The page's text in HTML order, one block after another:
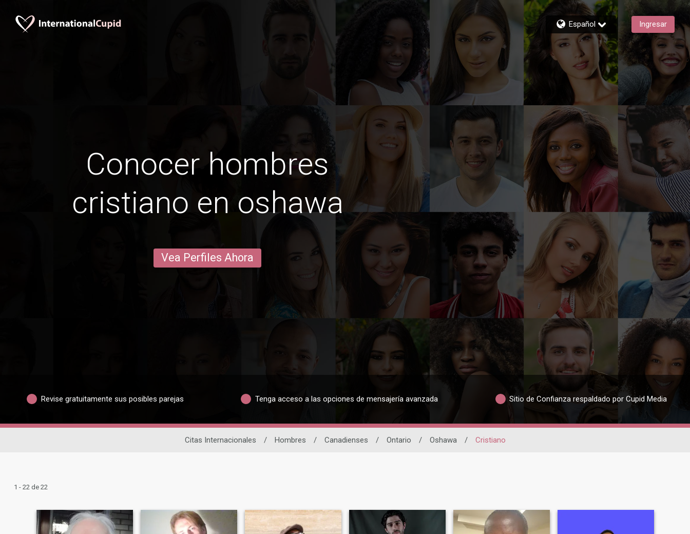
Español Ingresar
Conocer hombres
cristiano en oshawa
Vea Perfiles Ahora
Revise gratuitamente sus posibles parejas Tenga acceso a las opciones de mensajería avanzada Sitio de Confianza respaldado por Cupid Media
Citas Internacionales / Hombres / Canadienses / Ontario / Oshawa / Cristiano
1 - 22 de 22